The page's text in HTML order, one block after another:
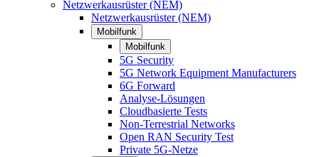
Netzwerkausrüster (NEM)
Netzwerkausrüster (NEM)
Mobilfunk
Mobilfunk
5G Security
5G Network Equipment Manufacturers
6G Forward
Analyse-Lösungen
Cloudbasierte Tests
Non-Terrestrial Networks
Open RAN Security Test
Private 5G-Netze